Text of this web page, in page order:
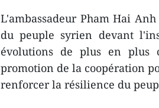
L'ambassadeur Pham Hai
du peuple syrien devant
évolutions de plus en plus
promotion de la coopération
renforcer la résilience du